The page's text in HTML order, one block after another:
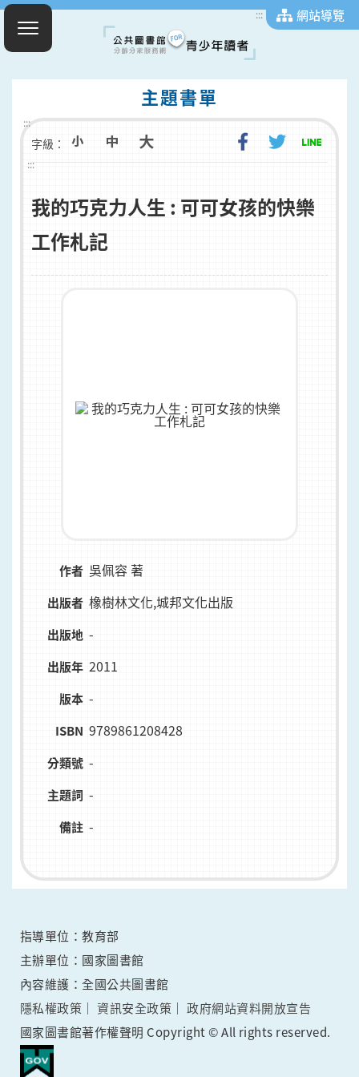
::: 網站導覽
主題書單
:::
字級：
:::
我的巧克力人生 : 可可女孩的快樂
工作札記
作者 吳佩容 著
出版者 橡樹林文化,城邦文化出版
出版地 -
出版年 2011
版本 -
ISBN 9789861208428
分類號 -
主題詞 -
備註 -
指導單位：教育部
主辦單位：國家圖書館
內容維護：全國公共圖書館
隱私權政策
資訊安全政策
政府網站資料開放宣告
國家圖書館著作權聲明 Copyright © All rights reserved.